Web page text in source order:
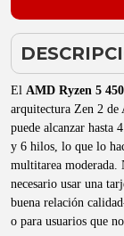
El AMD Ryzen 5
arquitectura Zen 2 de
puede alcanzar hasta
y 6 hilos, lo que lo
multitarea moderada.
necesario usar una
buena relación
o para usuarios que